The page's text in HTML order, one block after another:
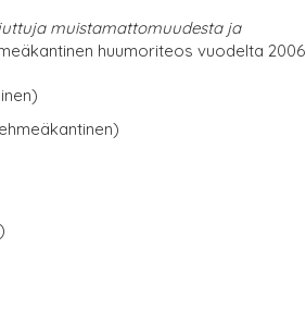
muistamattomuudesta ja
huumoriteos vuodelta 2006